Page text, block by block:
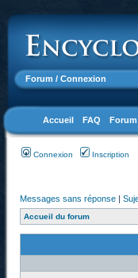
Forum / Connexion
Accueil FAQ Forum
Connexion Inscription
Messages sans réponse |
Accueil du forum